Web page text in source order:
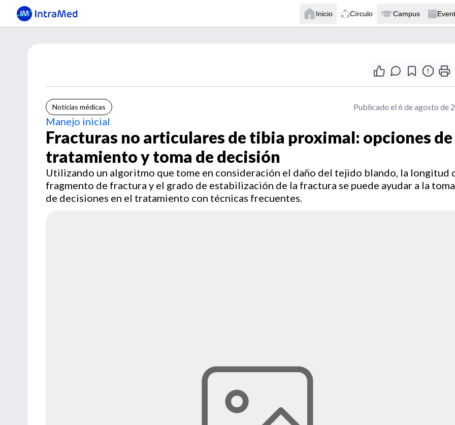
Inicio Círculo Campus
Noticias médicas Publicado el 6 de agosto de
Manejo inicial
Fracturas no articulares de tibia proximal: opciones de
tratamiento y toma de decisión
Utilizando un algoritmo que tome en consideración el daño del tejido blando, la longitud
fragmento de fractura y el grado de estabilización de la fractura se puede ayudar a la toma
de decisiones en el tratamiento con técnicas frecuentes.